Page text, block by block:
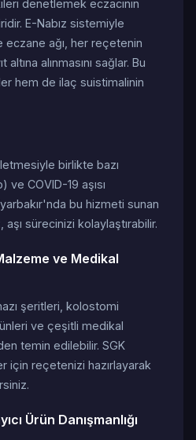
denetlemek eczacının
E-Nabız sistemiyle
eczane ağı, her reçetenin
alınmasını sağlar. Bu
hem de ilaç suistimalinin
birlikte bazı
ve COVID-19 aşısı
bu hizmeti sunan
aşı sürecinizi kolaylaştırabilir.
ve Medikal
şeritleri, kolostomi
ve çeşitli medikal
temin edilebilir. SGK
için reçetenizi hazırlayarak
Ürün Danışmanlığı